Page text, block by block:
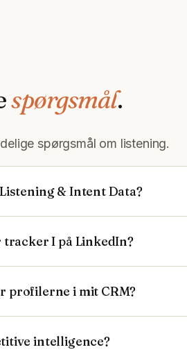
spørgsmål.
spørgsmål om listening.
& Intent Data?
I på LinkedIn?
profilerne i mit CRM?
intelligence?